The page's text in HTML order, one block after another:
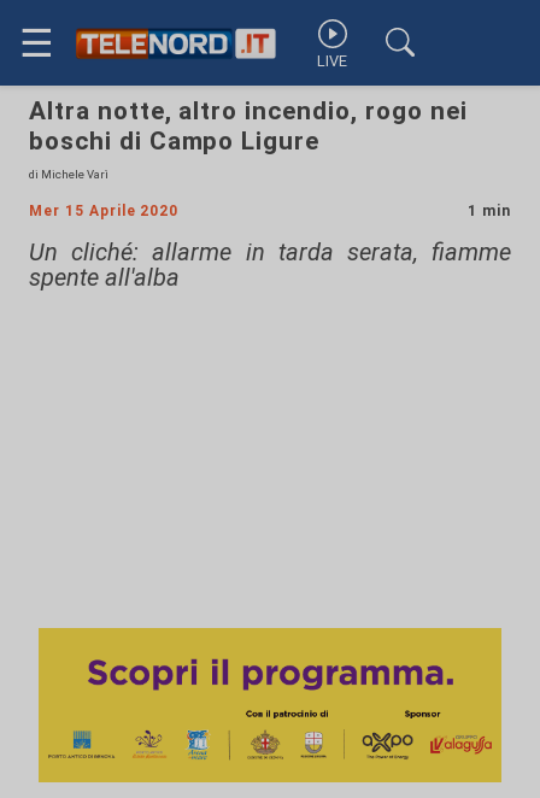
☰ LIVE
Altra notte, altro incendio, rogo nei
boschi di Campo Ligure
di Michele Varì
Mer 15 Aprile 2020 1 min
Un cliché: allarme in tarda serata, fiamme
spente all'alba